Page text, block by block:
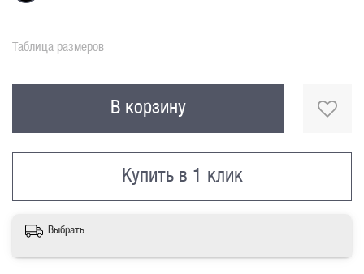
Таблица размеров
В корзину
Купить в 1 клик
Выбрать